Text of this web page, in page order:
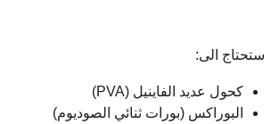
ستحتاج الى:
كحول عديد الفاينيل (PVA)
البوراكس (بورات ثنائي الصوديوم)